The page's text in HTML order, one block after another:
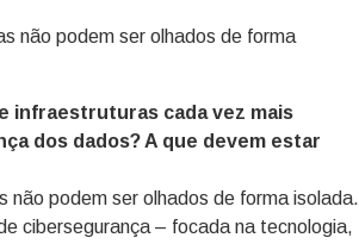
não podem ser olhados de forma
infraestruturas cada vez mais
dos dados? A que devem estar
não podem ser olhados de forma isolada.
cibersegurança – focada na tecnologia,